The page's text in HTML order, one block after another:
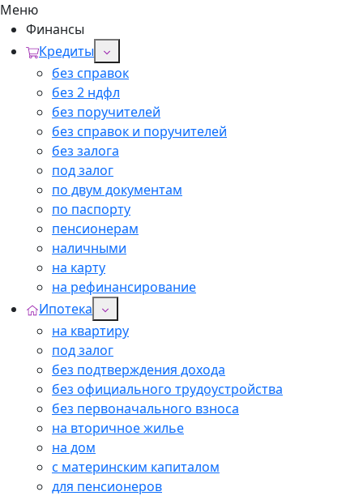
Меню
Финансы
Кредиты
без справок
без 2 ндфл
без поручителей
без справок и поручителей
без залога
под залог
по двум документам
по паспорту
пенсионерам
наличными
на карту
на рефинансирование
Ипотека
на квартиру
под залог
без подтверждения дохода
без официального трудоустройства
без первоначального взноса
на вторичное жилье
на дом
с материнским капиталом
для пенсионеров